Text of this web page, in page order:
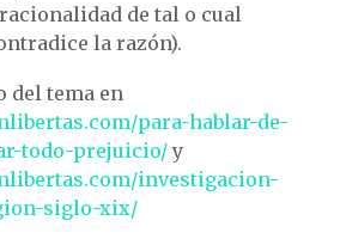
de tal o cual
la razón).
del tema en
para-hablar-de-
todo-prejuicio/y
investigacion-
siglo-xix/